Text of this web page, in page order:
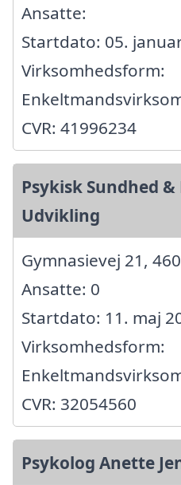
Ansatte:
Startdato: 05.
Virksomhedsform:
CVR: 41996234
Psykisk Sundhed
Udvikling
Gymnasievej 21,
Ansatte: 0
Startdato: 11. maj
Virksomhedsform:
CVR: 32054560
Psykolog Anette